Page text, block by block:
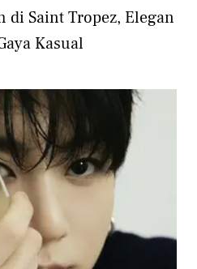
di Saint Tropez, Elegan
Kasual